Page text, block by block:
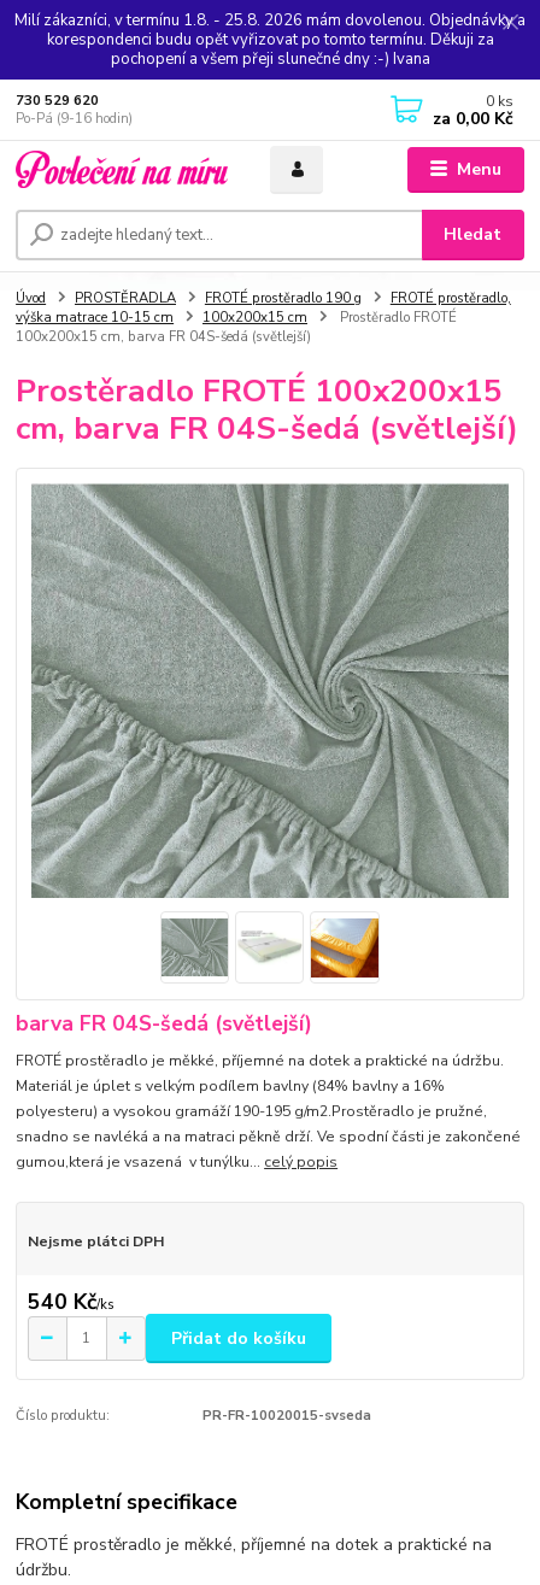
Milí zákazníci, v termínu 1.8. - 25.8. 2026 mám dovolenou. Objednávky a
korespondenci budu opět vyřizovat po tomto termínu. Děkuji za
pochopení a všem přeji slunečné dny :-) Ivana
Menu
Hledat
730 529 620
Po-Pá (9-16 hodin)
0 ks
za 0,00 Kč
Úvod PROSTĚRADLA FROTÉ prostěradlo 190 g
FROTÉ prostěradlo,
výška matrace 10-15 cm
100x200x15 cm
Prostěradlo FROTÉ
100x200x15 cm, barva FR 04S-šedá (světlejší)
Prostěradlo FROTÉ 100x200x15
cm, barva FR 04S-šedá (světlejší)
barva FR 04S-šedá (světlejší)
FROTÉ prostěradlo je měkké, příjemné na dotek a praktické na údržbu.
Materiál je úplet s velkým podílem bavlny (84% bavlny a 16%
polyesteru) a vysokou gramáží 190-195 g/m2.Prostěradlo je pružné,
snadno se navléká a na matraci pěkně drží. Ve spodní části je zakončené
gumou,která je vsazená v tunýlku... celý popis
Nejsme plátci DPH
540 Kč/ks
Přidat do košíku
Číslo produktu: PR-FR-10020015-svseda
Kompletní specifikace
FROTÉ prostěradlo je měkké, příjemné na dotek a praktické na
údržbu.